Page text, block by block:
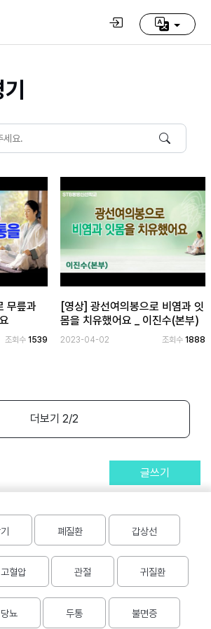
폐질환 갑상선
고혈압 관절 귀질환
당뇨 두통 불면증
무릎과
조회수1539
[영상] 광선여의봉으로 비염과 잇
몸을 치유했어요 _ 이진수(본부)
2023-04-02 조회수 1888
더보기 2/2
글쓰기